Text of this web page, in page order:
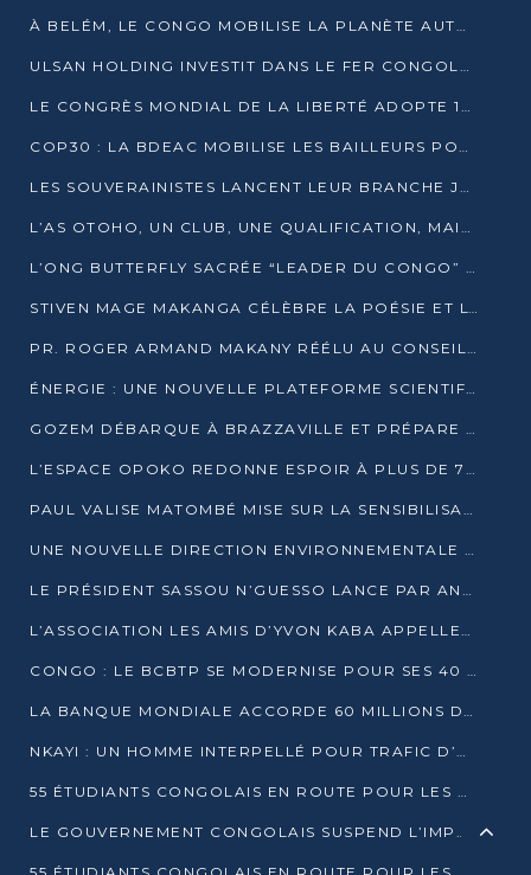
À BELÉM, LE CONGO MOBILISE LA PLANÈTE AUTOUR DU FONDS BLEU POUR LE BASSIN DU CONGO
ULSAN HOLDING INVESTIT DANS LE FER CONGOLAIS
LE CONGRÈS MONDIAL DE LA LIBERTÉ ADOPTE 14 RÉSOLUTIONS HISTORIQUES
COP30 : LA BDEAC MOBILISE LES BAILLEURS POUR LE FONDS BLEU DU BASSIN DU CONGO
LES SOUVERAINISTES LANCENT LEUR BRANCHE JEUNE À BRAZZAVILLE
L’AS OTOHO, UN CLUB, UNE QUALIFICATION, MAIS ENCORE DES DOUTES
L’ONG BUTTERFLY SACRÉE “LEADER DU CONGO” AU PRIX D’EXCELLENCE 2025
STIVEN MAGE MAKANGA CÉLÈBRE LA POÉSIE ET L’HUMAIN AVEC SON RECUEIL “HECTARE”
PR. ROGER ARMAND MAKANY RÉÉLU AU CONSEIL DE L’AUF
ÉNERGIE : UNE NOUVELLE PLATEFORME SCIENTIFIQUE POUR LA TRANSITION ÉNERGÉTIQUE EN AFRIQUE CENTRALE
GOZEM DÉBARQUE À BRAZZAVILLE ET PRÉPARE SON ARRIVÉE À POINTE-NOIRE
L’ESPACE OPOKO REDONNE ESPOIR À PLUS DE 775 ÉLÈVES AUTOCHTONES DANS LE NORD DU CONGO
PAUL VALISE MATOMBÉ MISE SUR LA SENSIBILISATION POUR ÉRAQUER LE GRAND BANDITISME
UNE NOUVELLE DIRECTION ENVIRONNEMENTALE POUR RENFORCER LA GESTION DES DONNÉES AU CONGO
LE PRÉSIDENT SASSOU N’GUESSO LANCE PAR ANTICIPATION LA 39ÈME JOURNÉE NATIONALE DE L’ARBRE
L’ASSOCIATION LES AMIS D’YVON KABA APPELLENT DENIS SASSOU N’GUESSO À SE PORTER CANDIDAT
CONGO : LE BCBTP SE MODERNISE POUR SES 40 ANS D’EXISTENCE
LA BANQUE MONDIALE ACCORDE 60 MILLIONS DE DOLLARS POUR LA RÉSILIENCE URBAINE AU CONGO
NKAYI : UN HOMME INTERPELLÉ POUR TRAFIC D’UN BÉBÉ CHIMPANZÉ
55 ÉTUDIANTS CONGOLAIS EN ROUTE POUR LES UNIVERSITÉS ALGÉRIENNES
LE GOUVERNEMENT CONGOLAIS SUSPEND L’IMPORTATION DES MACHETTES ET DES MOTOS